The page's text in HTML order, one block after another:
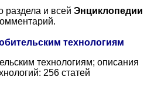
раздела и всей Энциклопедии
технологиям
технологиям; описания
256 статей